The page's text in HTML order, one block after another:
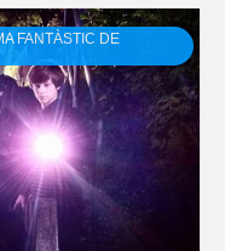
FANTÀSTIC DE